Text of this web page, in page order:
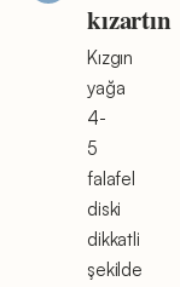
kızartın
Kızgın
yağa
4-
5
falafel
diski
dikkatli
şekilde